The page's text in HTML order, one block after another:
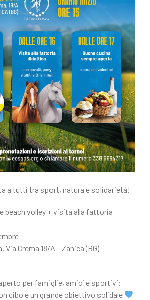
a tutti tra sport, natura e solidarietà!
beach volley + visita alla fattoria
Via Crema 18/A – Zanica (BG)
per famiglie, amici e sportivi:
cibo e un grande obiettivo solidale